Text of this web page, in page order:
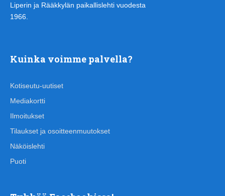
Liperin ja Rääkkylän paikallislehti vuodesta
1966.
Kuinka voimme palvella?
Kotiseutu-uutiset
Mediakortti
Ilmoitukset
Tilaukset ja osoitteenmuutokset
Näköislehti
Puoti